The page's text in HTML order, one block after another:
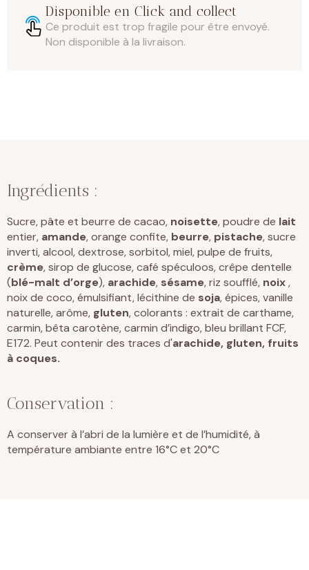
Disponible en Click and collect
Ce produit est trop fragile pour être envoyé.
Non disponible à la livraison.
Ingrédients :
Sucre, pâte et beurre de cacao, noisette, poudre de lait
entier, amande, orange confite, beurre, pistache, sucre
inverti, alcool, dextrose, sorbitol, miel, pulpe de fruits,
crème, sirop de glucose, café spéculoos, crêpe dentelle
(blé-malt d’orge), arachide, sésame, riz soufflé, noix,
noix de coco, émulsifiant, lécithine de soja, épices, vanille
naturelle, arôme, gluten, colorants : extrait de carthame,
carmin, bêta carotène, carmin d’indigo, bleu brillant FCF,
E172. Peut contenir des traces d'arachide, gluten, fruits
à coques.
Conservation :
A conserver à l’abri de la lumière et de l’humidité, à
température ambiante entre 16°C et 20°C